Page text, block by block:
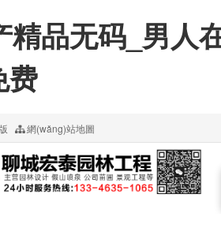
精品无码_男人
费
網(wǎng)站地圖